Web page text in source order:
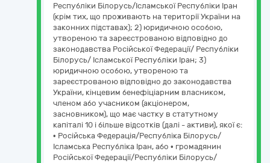
Республіки Білорусь/Ісламської Республіки Іран
(крім тих, що проживають на території України на
законних підставах); 2) юридичною особою,
утвореною та зареєстрованою відповідно до
законодавства Російської Федерації/ Республіки
Білорусь/ Ісламської Республіки Іран; 3)
юридичною особою, утвореною та
зареєстрованою відповідно до законодавства
України, кінцевим бенефіціарним власником,
членом або учасником (акціонером,
засновником), що має частку в статутному
капіталі 10 і більше відсотків (далі - активи), якої є:
• Російська Федерація/Республіка Білорусь/
Ісламська Республіка Іран, або • громадянин
Російської Федерації/Республіки Білорусь/